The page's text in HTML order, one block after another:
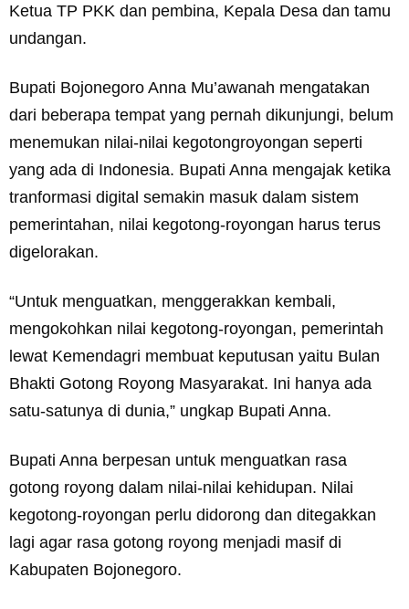
Ketua TP PKK dan pembina, Kepala Desa dan tamu
undangan.
Bupati Bojonegoro Anna Mu’awanah mengatakan
dari beberapa tempat yang pernah dikunjungi, belum
menemukan nilai-nilai kegotongroyongan seperti
yang ada di Indonesia. Bupati Anna mengajak ketika
tranformasi digital semakin masuk dalam sistem
pemerintahan, nilai kegotong-royongan harus terus
digelorakan.
“Untuk menguatkan, menggerakkan kembali,
mengokohkan nilai kegotong-royongan, pemerintah
lewat Kemendagri membuat keputusan yaitu Bulan
Bhakti Gotong Royong Masyarakat. Ini hanya ada
satu-satunya di dunia,” ungkap Bupati Anna.
Bupati Anna berpesan untuk menguatkan rasa
gotong royong dalam nilai-nilai kehidupan. Nilai
kegotong-royongan perlu didorong dan ditegakkan
lagi agar rasa gotong royong menjadi masif di
Kabupaten Bojonegoro.